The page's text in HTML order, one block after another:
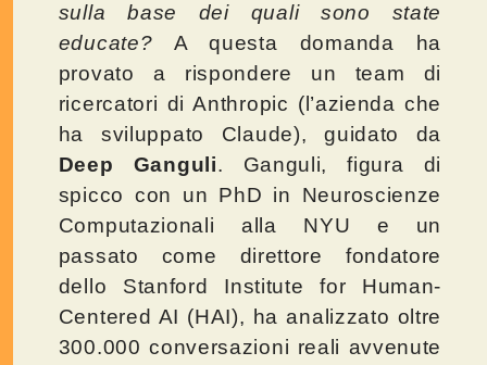
sulla base dei quali sono state
educate? A questa domanda ha
provato a rispondere un team di
ricercatori di Anthropic (l’azienda che
ha sviluppato Claude), guidato da
Deep Ganguli. Ganguli, figura di
spicco con un PhD in Neuroscienze
Computazionali alla NYU e un
passato come direttore fondatore
dello Stanford Institute for Human-
Centered AI (HAI), ha analizzato oltre
300.000 conversazioni reali avvenute